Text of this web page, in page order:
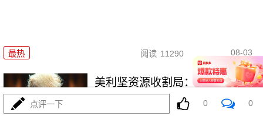
最热 阅读 11290 08-03
美利坚资源收割局：特朗普为何
对乌稀土\"摊牌\"
点评一下 0 0